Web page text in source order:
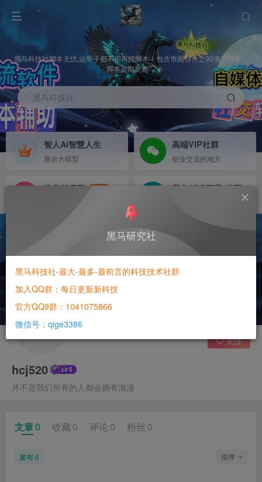
黑马科技社脚本无忧,这辈子都不用再找脚本！包含市面百分之90项目脚本，
脚本定期更新，
黑马科技社
智人Ai智慧人生
聚合大模型
高端VIP社群
创业交流的地方
信息差项目
NEW
hcj520
并不是我们所有的人都会拥有浪漫
关注
文章0 收藏 0 评论 0 粉丝 0
发布 0 排序
黑马研究社
黑马科技社-最大-最多-最前言的科技技术社群
加入QQ群：每日更新新科技
官方QQ9群：1041075866
微信号：qige3386